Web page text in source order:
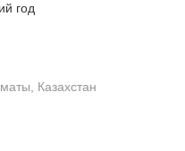
год
Казахстан